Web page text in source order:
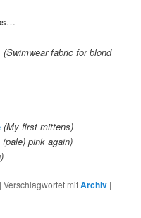
(Swimwear fabric for blond
(My first mittens)
pink again)
|Verschlagwortet mitArchiv |